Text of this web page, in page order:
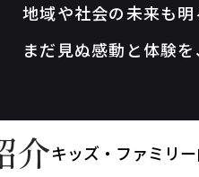
地域や社会の未来も
まだ見ぬ感動と体験を
介キッズ・ファミリ